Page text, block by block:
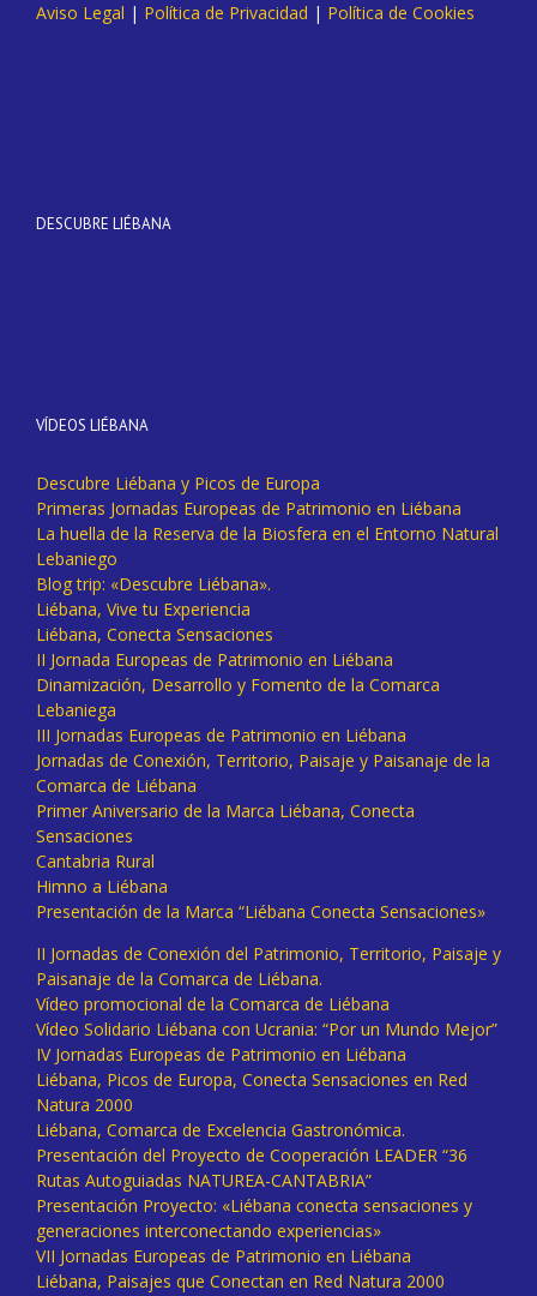
Aviso Legal | Política de Privacidad | Política de Cookies
DESCUBRE LIÉBANA
VÍDEOS LIÉBANA
Descubre Liébana y Picos de Europa
Primeras Jornadas Europeas de Patrimonio en Liébana
La huella de la Reserva de la Biosfera en el Entorno Natural
Lebaniego
Blog trip: «Descubre Liébana».
Liébana, Vive tu Experiencia
Liébana, Conecta Sensaciones
II Jornada Europeas de Patrimonio en Liébana
Dinamización, Desarrollo y Fomento de la Comarca
Lebaniega
III Jornadas Europeas de Patrimonio en Liébana
Jornadas de Conexión, Territorio, Paisaje y Paisanaje de la
Comarca de Liébana
Primer Aniversario de la Marca Liébana, Conecta
Sensaciones
Cantabria Rural
Himno a Liébana
Presentación de la Marca “Liébana Conecta Sensaciones»
II Jornadas de Conexión del Patrimonio, Territorio, Paisaje y
Paisanaje de la Comarca de Liébana.
Vídeo promocional de la Comarca de Liébana
Vídeo Solidario Liébana con Ucrania: “Por un Mundo Mejor”
IV Jornadas Europeas de Patrimonio en Liébana
Liébana, Picos de Europa, Conecta Sensaciones en Red
Natura 2000
Liébana, Comarca de Excelencia Gastronómica.
Presentación del Proyecto de Cooperación LEADER “36
Rutas Autoguiadas NATUREA-CANTABRIA”
Presentación Proyecto: «Liébana conecta sensaciones y
generaciones interconectando experiencias»
VII Jornadas Europeas de Patrimonio en Liébana
Liébana, Paisajes que Conectan en Red Natura 2000